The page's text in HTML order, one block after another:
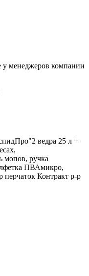
у менеджеров компании
ведра 25 л +
мопов, ручка
ПВАмикро,
Контракт р-р